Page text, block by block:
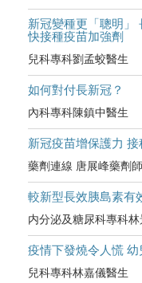
新冠變種更「聰明」
快接種疫苗加強劑
兒科專科劉孟蛟醫生
如何對付長新冠？
內科專科陳鎮中醫生
新冠疫苗增保護力
藥劑連線 唐展峰藥劑師
較新型長效胰島素有
内分泌及糖尿科專科
疫情下發燒令人慌
兒科專科林嘉儀醫生